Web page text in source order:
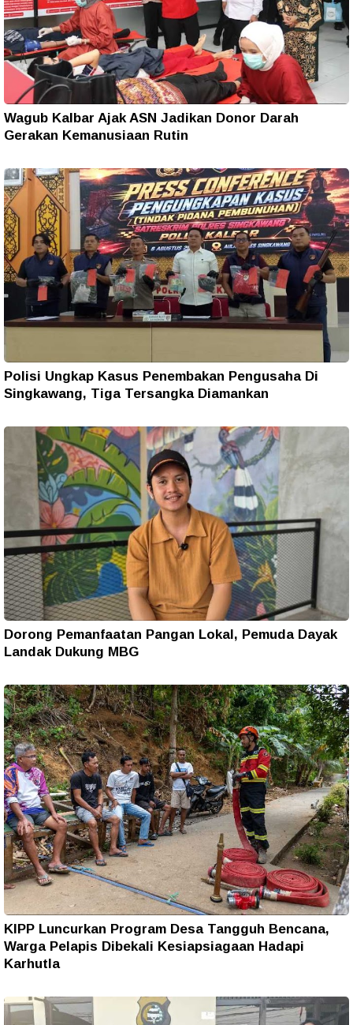
Wagub Kalbar Ajak ASN Jadikan Donor Darah
Gerakan Kemanusiaan Rutin
Polisi Ungkap Kasus Penembakan Pengusaha Di
Singkawang, Tiga Tersangka Diamankan
Dorong Pemanfaatan Pangan Lokal, Pemuda Dayak
Landak Dukung MBG
KIPP Luncurkan Program Desa Tangguh Bencana,
Warga Pelapis Dibekali Kesiapsiagaan Hadapi
Karhutla